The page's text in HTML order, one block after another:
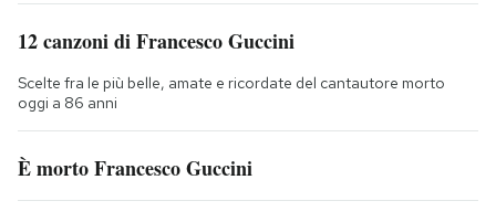
12 canzoni di Francesco Guccini
Scelte fra le più belle, amate e ricordate del cantautore morto
oggi a 86 anni
È morto Francesco Guccini